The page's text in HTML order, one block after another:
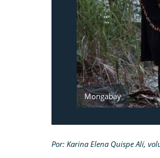
Mongabay
Por: Karina Elena Quispe Alí,